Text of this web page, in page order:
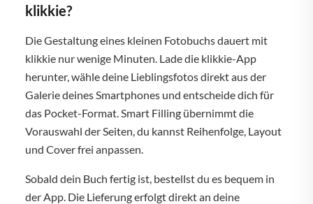
klikkie?
Die Gestaltung eines kleinen Fotobuchs dauert mit
klikkie nur wenige Minuten. Lade die klikkie-App
herunter, wähle deine Lieblingsfotos direkt aus der
Galerie deines Smartphones und entscheide dich für
das Pocket-Format. Smart Filling übernimmt die
Vorauswahl der Seiten, du kannst Reihenfolge, Layout
und Cover frei anpassen.
Sobald dein Buch fertig ist, bestellst du es bequem in
der App. Die Lieferung erfolgt direkt an deine